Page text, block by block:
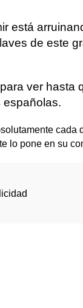
está
de este
ver hasta
españolas.
cada
lo pone en su